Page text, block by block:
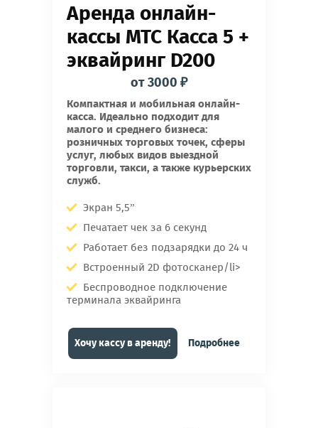
Аренда онлайн-
кассы МТС Касса 5 +
эквайринг D200
от 3000 ₽
Компактная и мобильная онлайн-
касса. Идеально подходит для
малого и среднего бизнеса:
розничных торговых точек, сферы
услуг, любых видов выездной
торговли, такси, а также курьерских
служб.
Экран 5,5”
Печатает чек за 6 секунд
Работает без подзарядки до 24 ч
Встроенный 2D фотосканер/li>
Беспроводное подключение
терминала эквайринга
Хочу кассу в аренду! Подробнее